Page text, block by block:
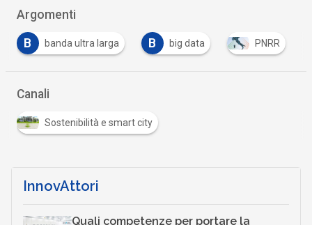
Argomenti
B big data PNRR Tutto su Cyber Security
Canali
Sostenibilità e smart city
InnovAttori
Quali competenze per portare la